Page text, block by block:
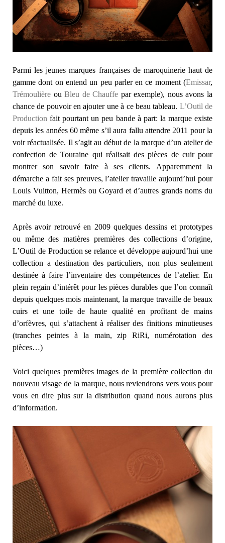
Parmi les jeunes marques françaises de maroquinerie haut de
gamme dont on entend un peu parler en ce moment (Emissar,
Trémoulière ouBleu de Chauffe par exemple), nous avons la
chance de pouvoir en ajouter une à ce beau tableau. L’Outil de
Production fait pourtant un peu bande à part: la marque existe
depuis les années 60 même s’il aura fallu attendre 2011 pour la
voir réactualisée. Il s’agit au début de la marque d’un atelier de
confection de Touraine qui réalisait des pièces de cuir pour
montrer son savoir faire à ses clients. Apparemment la
démarche a fait ses preuves, l’atelier travaille aujourd’hui pour
Louis Vuitton, Hermès ou Goyard et d’autres grands noms du
marché du luxe.
Après avoir retrouvé en 2009 quelques dessins et prototypes
ou même des matières premières des collections d’origine,
L’Outil de Production se relance et développe aujourd’hui une
collection a destination des particuliers, non plus seulement
destinée à faire l’inventaire des compétences de l’atelier. En
plein regain d’intérêt pour les pièces durables que l’on connaît
depuis quelques mois maintenant, la marque travaille de beaux
cuirs et une toile de haute qualité en profitant de mains
d’orfèvres, qui s’attachent à réaliser des finitions minutieuses
(tranches peintes à la main, zip RiRi, numérotation des
pièces…)
Voici quelques premières images de la première collection du
nouveau visage de la marque, nous reviendrons vers vous pour
vous en dire plus sur la distribution quand nous aurons plus
d’information.